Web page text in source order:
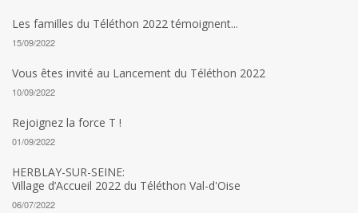
Les familles du Téléthon 2022 témoignent...
15/09/2022
Vous êtes invité au Lancement du Téléthon 2022
10/09/2022
Rejoignez la force T !
01/09/2022
HERBLAY-SUR-SEINE:
Village d’Accueil 2022 du Téléthon Val-d'Oise
06/07/2022